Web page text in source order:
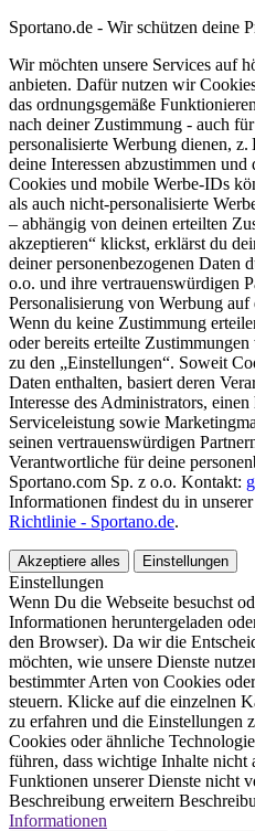
Sportano.de - Wir schützen deine
Wir möchten unsere Services auf
anbieten. Dafür nutzen wir
das ordnungsgemäße
nach deiner Zustimmung - auch
personalisierte Werbung dienen,
deine Interessen abzustimmen
Cookies und mobile Werbe-IDs
als auch nicht-personalisierte
– abhängig von deinen erteilten
akzeptieren“ klickst, erklärst du
deiner personenbezogenen
o.o. und ihre vertrauenswürdigen
Personalisierung von Werbung
Wenn du keine Zustimmung
oder bereits erteilte
zu den „Einstellungen“. Soweit
Daten enthalten, basiert deren
Interesse des Administrators,
Serviceleistung sowie
seinen vertrauenswürdigen
Verantwortliche für deine
Sportano.com Sp. z o.o. Kontakt:
Informationen findest du in unserer
Richtlinie - Sportano.de.
Akzeptiere alles Einstellungen
Einstellungen
Wenn Du die Webseite besuchst
Informationen heruntergeladen
den Browser). Da wir die
möchten, wie unsere Dienste
bestimmter Arten von Cookies
steuern. Klicke auf die einzelnen
zu erfahren und die Einstellungen
Cookies oder ähnliche
führen, dass wichtige Inhalte nicht
Funktionen unserer Dienste nicht
Beschreibung erweitern
Informationen